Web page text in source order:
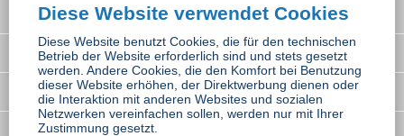
Interessantes
Rechtliches
Newsletter
Diese Website verwendet Cookies
Diese Website benutzt Cookies, die für den technischen
Betrieb der Website erforderlich sind und stets gesetzt
werden. Andere Cookies, die den Komfort bei Benutzung
dieser Website erhöhen, der Direktwerbung dienen oder
die Interaktion mit anderen Websites und sozialen
Netzwerken vereinfachen sollen, werden nur mit Ihrer
Zustimmung gesetzt.